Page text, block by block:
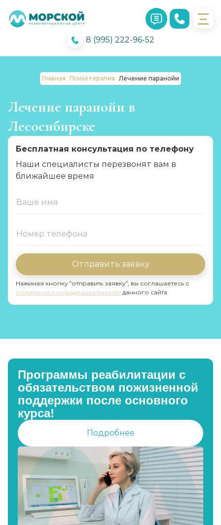
8 (995) 222-96-52
Главная Психотерапия Лечение паранойи
Лечение паранойи в
Лесосибирске
Бесплатная консультация по телефону
Наши специалисты перезвонят вам в
ближайшее время
Отправить заявку
Нажимая кнопку “отправить заявку”, вы соглашаетесь с
политикой конфиденциальности данного сайта
Программы реабилитации с
обязательством пожизненной
поддержки после основного
курса!
Подробнее